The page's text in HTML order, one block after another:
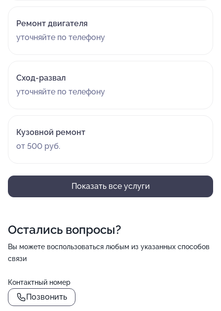
Ремонт двигателя
уточняйте по телефону
Сход-развал
уточняйте по телефону
Кузовной ремонт
от 500 руб.
Показать все услуги
Остались вопросы?
Вы можете воспользоваться любым из указанных способов
связи
Контактный номер
Позвонить